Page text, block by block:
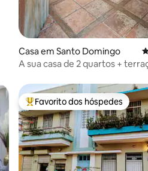
Casa em Santo Domingo
A sua casa de 2 quartos +
Favoritos dos hóspedes mais
Favorito dos hóspedes